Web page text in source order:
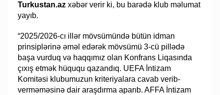
Turkustan.az xəbər verir ki, bu barədə klub məlumat
yayıb.
“2025/2026-cı illər mövsümündə bütün idman
prinsiplərinə əməl edərək mövsümü 3-cü pillədə
başa vurduq və haqqımız olan Konfrans Liqasında
çıxış etmək hüququ qazandıq. UEFA İntizam
Komitəsi klubumuzun kriteriyalara cavab verib-
verməməsinə dair araşdırma aparıb. AFFA İntizam